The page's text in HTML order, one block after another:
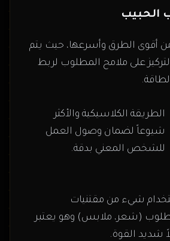
الحبيب
أقوى الطرق وأسرعها، حيث يتم
على ملامح المطلوب لربط
الطريقة الكلاسيكية والأكثر
شيوعاً لضمان وصول العمل
للشخص المعني بدقة.
شيء من مقتنيات
(شعر، ملابس) وهو يعتبر
شديد القوة.